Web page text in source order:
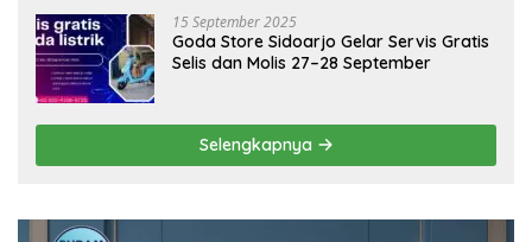
15 September 2025
Goda Store Sidoarjo Gelar Servis Gratis
Selis dan Molis 27–28 September
Selengkapnya